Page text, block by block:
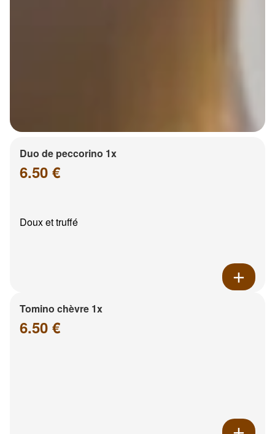
Duo de peccorino 1x
6.50 €
Doux et truffé
Tomino chèvre 1x
6.50 €